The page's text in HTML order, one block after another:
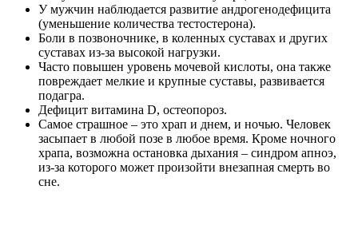
У мужчин наблюдается развитие андрогенодефицита
(уменьшение количества тестостерона).
Боли в позвоночнике, в коленных суставах и других
суставах из-за высокой нагрузки.
Часто повышен уровень мочевой кислоты, она также
повреждает мелкие и крупные суставы, развивается
подагра.
Дефицит витамина D, остеопороз.
Самое страшное – это храп и днем, и ночью. Человек
засыпает в любой позе в любое время. Кроме ночного
храпа, возможна остановка дыхания – синдром апноэ,
из-за которого может произойти внезапная смерть во
сне.